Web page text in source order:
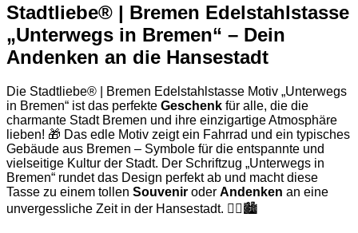
Stadtliebe® | Bremen Edelstahlstasse
„Unterwegs in Bremen“ – Dein
Andenken an die Hansestadt
Die Stadtliebe® | Bremen Edelstahlstasse Motiv „Unterwegs
in Bremen“ ist das perfekte Geschenk für alle, die die
charmante Stadt Bremen und ihre einzigartige Atmosphäre
lieben! 🎁 Das edle Motiv zeigt ein Fahrrad und ein typisches
Gebäude aus Bremen – Symbole für die entspannte und
vielseitige Kultur der Stadt. Der Schriftzug „Unterwegs in
Bremen“ rundet das Design perfekt ab und macht diese
Tasse zu einem tollen Souvenir oder Andenken an eine
unvergessliche Zeit in der Hansestadt. 🚴‍♂️🏙️